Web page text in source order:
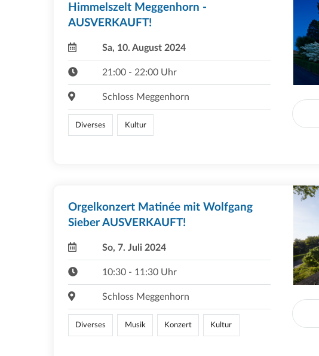
Himmelszelt Meggenhorn -
AUSVERKAUFT!
Sa, 10. August 2024
21:00 - 22:00 Uhr
Schloss Meggenhorn
Diverses Kultur
Orgelkonzert Matinée mit Wolfgang
Sieber AUSVERKAUFT!
So, 7. Juli 2024
10:30 - 11:30 Uhr
Schloss Meggenhorn
Diverses Musik Konzert Kultur